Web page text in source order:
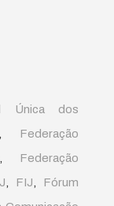
Única dos
Federação
Federação
FIJ
Fórum